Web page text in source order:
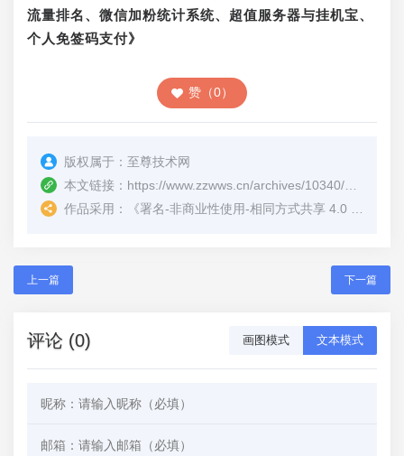
流量排名、微信加粉统计系统、超值服务器与挂机宝、
个人免签码支付》
赞（0）
版权属于： 至尊技术网
本文链接：
作品采用：
《署名-非商业性使用-相同方式共享 4.0 国际 (CC BY-NC-SA 4.0)
上一篇 下一篇
评论 (0) 画图模式 文本模式